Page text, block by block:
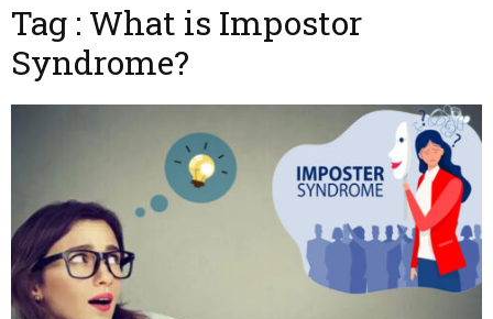
Tag : What is Impostor
Syndrome?